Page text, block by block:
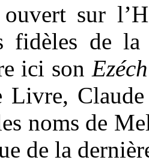
sur
fidèles de
ici son
noms de
de la